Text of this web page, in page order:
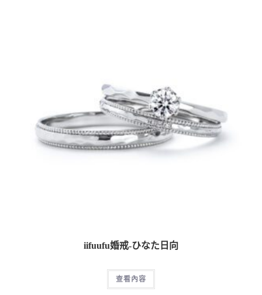
iifuufu婚戒-ひなた日向
查看內容